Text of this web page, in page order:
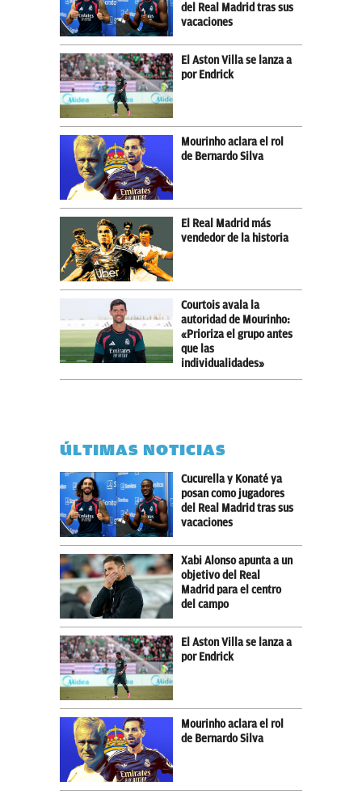
del Real Madrid tras sus
vacaciones
El Aston Villa se lanza a
por Endrick
Mourinho aclara el rol
de Bernardo Silva
El Real Madrid más
vendedor de la historia
Courtois avala la
autoridad de Mourinho:
«Prioriza el grupo antes
que las
individualidades»
ÚLTIMAS NOTICIAS
Cucurella y Konaté ya
posan como jugadores
del Real Madrid tras sus
vacaciones
Xabi Alonso apunta a un
objetivo del Real
Madrid para el centro
del campo
El Aston Villa se lanza a
por Endrick
Mourinho aclara el rol
de Bernardo Silva